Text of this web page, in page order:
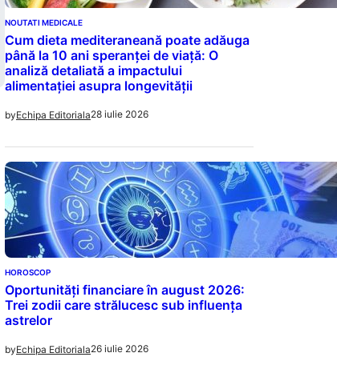
NOUTATI MEDICALE
Cum dieta mediteraneană poate adăuga
până la 10 ani speranței de viață: O
analiză detaliată a impactului
alimentației asupra longevității
byEchipa Editoriala28 iulie 2026
HOROSCOP
Oportunități financiare în august 2026:
Trei zodii care strălucesc sub influența
astrelor
byEchipa Editoriala26 iulie 2026